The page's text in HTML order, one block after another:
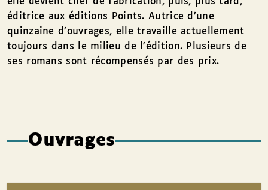
éditrice aux éditions Points. Autrice d’une
quinzaine d’ouvrages, elle travaille actuellement
toujours dans le milieu de l'édition. Plusieurs de
ses romans sont récompensés par des prix.
Ouvrages